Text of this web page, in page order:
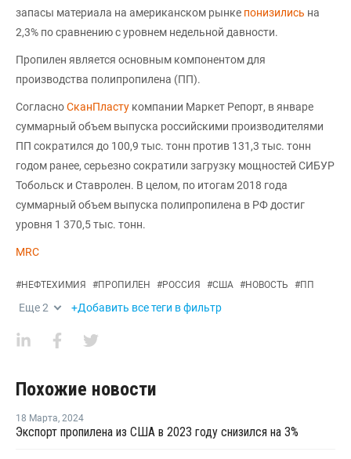
запасы материала на американском рынке понизились на
2,3% по сравнению с уровнем недельной давности.
Пропилен является основным компонентом для
производства полипропилена (ПП).
СогласноСканПласту компании Маркет Репорт, в январе
суммарный объем выпуска российскими производителями
ПП сократился до 100,9 тыс. тонн против 131,3 тыс. тонн
годом ранее, серьезно сократили загрузку мощностей СИБУР
Тобольск и Ставролен. В целом, по итогам 2018 года
суммарный объем выпуска полипропилена в РФ достиг
уровня 1 370,5 тыс. тонн.
MRC
#НЕФТЕХИМИЯ #ПРОПИЛЕН #РОССИЯ #США #НОВОСТЬ #ПП
Еще2 +Добавить все теги в фильтр
Похожие новости
18 Марта, 2024
Экспорт пропилена из США в 2023 году снизился на 3%